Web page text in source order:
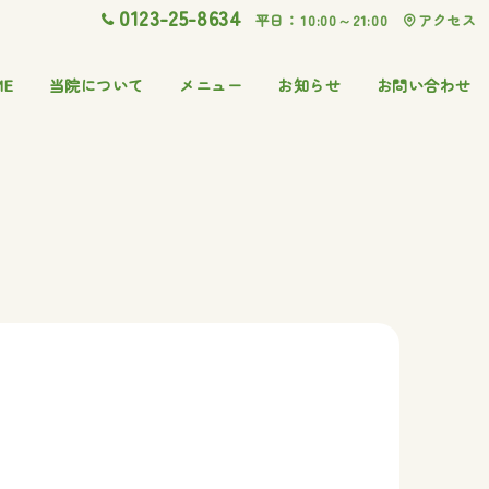
0123-25-8634 平日：10:00～21:00 アクセス
当院について メニュー お知らせ お問い合わせ